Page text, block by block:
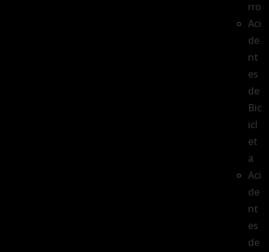
rro
Aci
de
nt
es
de
Bic
icl
et
a
Aci
de
nt
es
de